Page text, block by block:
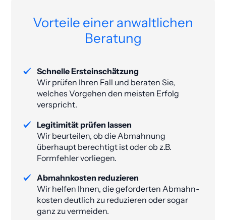
Vorteile einer anwaltlichen
Beratung
Schnelle Ersteinschätzung
Wir prüfen Ihren Fall und beraten Sie,
welches Vorgehen den meisten Erfolg
verspricht.
Legitimität prüfen lassen
Wir beurteilen, ob die Abmahnung
überhaupt berechtigt ist oder ob z.B.
Formfehler vorliegen.
Abmahnkosten reduzieren
Wir helfen Ihnen, die geforderten Abmahn­
kosten deutlich zu reduzieren oder sogar
ganz zu vermeiden​.